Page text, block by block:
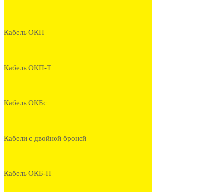
Кабель ОКП
Кабель ОКП-Т
Кабель ОКБс
Кабели с двойной броней
Кабель ОКБ-П